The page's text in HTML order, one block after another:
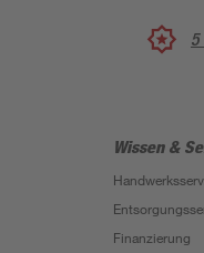
5
Wissen &
Finanzierung